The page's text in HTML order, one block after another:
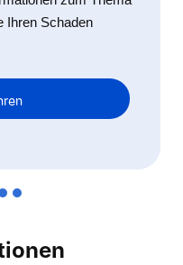
Ihren Schaden